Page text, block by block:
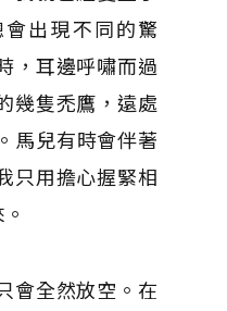
出現不同的驚
，耳邊呼嘯而過
幾隻禿鷹，遠處
馬兒有時會伴著
只用擔心握緊相
會全然放空。在